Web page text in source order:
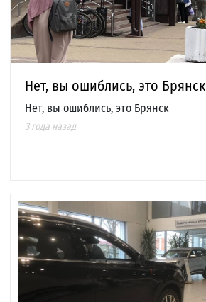
Нет, вы ошиблись, это Брянск
Нет, вы ошиблись, это Брянск
3 года назад